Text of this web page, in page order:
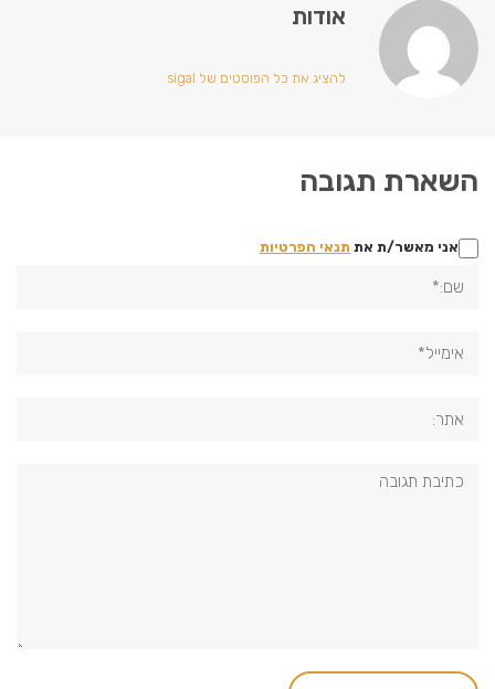
אודות
להציג את כל הפוסטים של sigal
השארת תגובה
אני מאשר/ת את תנאי הפרטיות